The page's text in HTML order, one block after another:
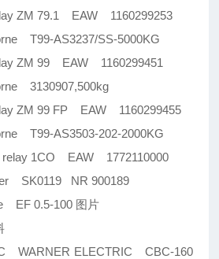
ZM 79.1 EAW 1160299253
T99-AS3237/SS-5000KG
ZM 99 EAW 1160299451
3130907,500kg
ZM 99 FP EAW 1160299455
T99-AS3503-202-2000KG
relay 1CO EAW 1772110000
SK0119 NR 900189
EF 0.5-100 图片
WARNER ELECTRIC CBC-160